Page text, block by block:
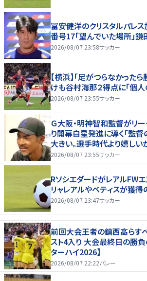
冨安健洋のクリスタルパレ
番号17「望んでいた場所」
2026/08/07 23:58サッカー
【横浜】「足がつらなかった
けも谷村海那２得点に「個人
2026/08/07 23:55サッカー
Ｇ大阪・明神智和監督がリ
り開幕白星発進に導く「監
大きい。選手時代より嬉しい
2026/08/07 23:55サッカー
RソシエダードがレアルFWエ
リャレアルやベティスが獲得
2026/08/07 23:47サッカー
前回大会王者の鎮西高らす
スト4入り 大会最終日の勝
ターハイ2026】
2026/08/07 22:22バレー